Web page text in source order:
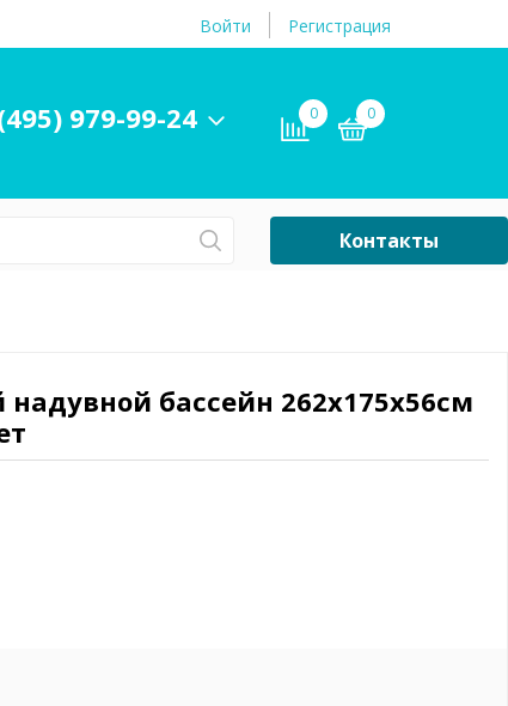
Войти Регистрация
979-99-24 0 0
принадлежности
Контакты
бассейн 262х175х56см